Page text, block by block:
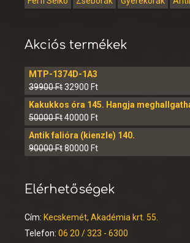
Akciós termékek
MTP-1374D-1A3
39900Ft32900 Ft
Kakukkos óra 145. Hangja
50000Ft40000 Ft
Antik falióra (kienzle) 140.
90000Ft80000 Ft
Elérhetőségek
Cím: Kecskemét, Akadémia krt. 55.
Telefon: 06 20 / 323 - 6300